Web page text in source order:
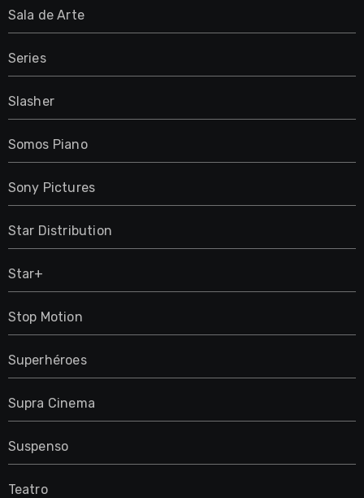
Sala de Arte
Series
Slasher
Somos Piano
Sony Pictures
Star Distribution
Star+
Stop Motion
Superhéroes
Supra Cinema
Suspenso
Teatro